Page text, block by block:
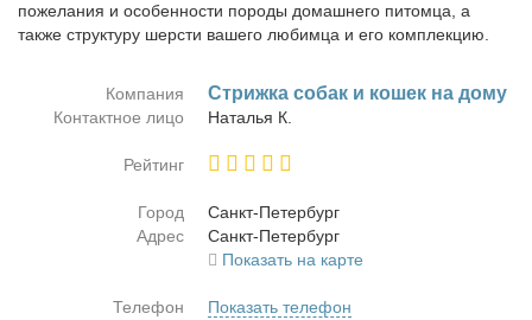
пожелания и особенности породы домашнего питомца, а
также структуру шерсти вашего любимца и его комплекцию.
Компания Стриж­ка со­бак и ко­шек на до­му
Контактное лицо На­та­лья К.
Рейтинг
Город
Санкт-Пе­тер­бург
Адрес
Санкт-Пе­тер­бург
Показать на карте
Телефон
Показать телефон